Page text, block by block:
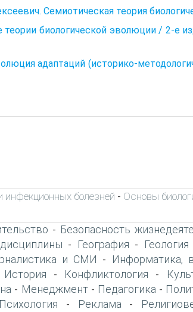
Семиотическая теория
биологической эволюции / 2-е
адаптаций (историко-
инфекционных болезней - Основы
- Безопасность
- География - Геология
и СМИ - Информатика,
История - Конфликтология -
- Менеджмент- Педагогика -
Психология - Реклама -